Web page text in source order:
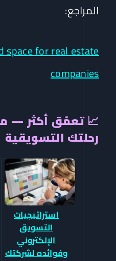
المراجع:
space for real estate
companies
📈 تعمّق أكثر —
رحلتك التسويقية
استراتيجيات
التسويق
الإلكتروني
وفوائده لشركتك